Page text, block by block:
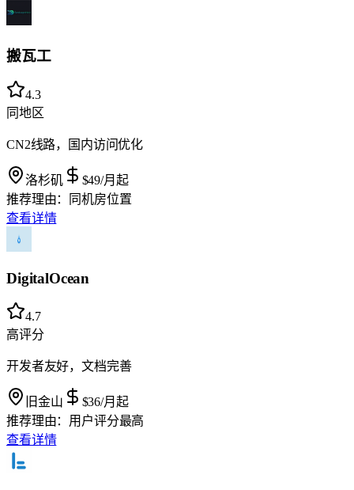
搬瓦工
4.3
同地区
CN2线路，国内访问优化
洛杉矶 $49/月起
推荐理由：
同机房位置
查看详情
DigitalOcean
4.7
高评分
开发者友好，文档完善
旧金山 $36/月起
推荐理由： 用户评分最高
查看详情